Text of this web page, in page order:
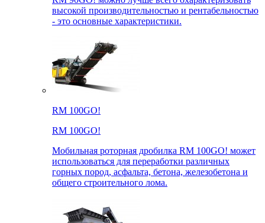
высокой производительностью и рентабельностью
- это основные характеристики.
RM 100GO!
RM 100GO!
Мобильная роторная дробилка RM 100GO! может
использоваться для переработки различных
горных пород, асфальта, бетона, железобетона и
общего строительного лома.